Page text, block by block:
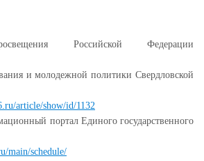
Российской Федерации
и молодежной политики Свердловской
article/show/id/1132
портал Единого государственного
main/schedule/